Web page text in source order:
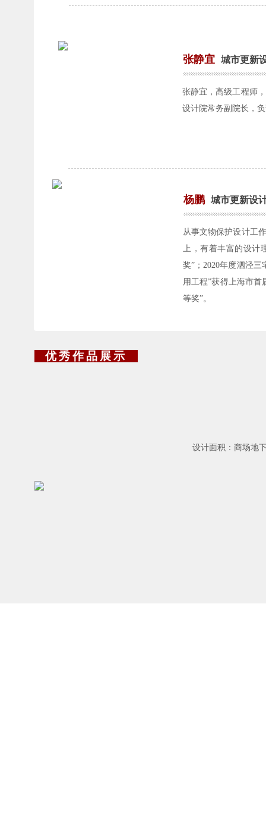
从事文物保护设计工
上，有着丰富的设计
奖”；2020年度泗泾
用工程”获得上海市首
等奖”。
张静宜，高级工程师
设计院常务副院长，
杨鹏 城市更新设
张静宜 城市更新
优秀作品展示
设计面积：商场地